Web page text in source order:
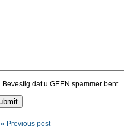
Bevestig dat u GEEN spammer bent.
« Previous post